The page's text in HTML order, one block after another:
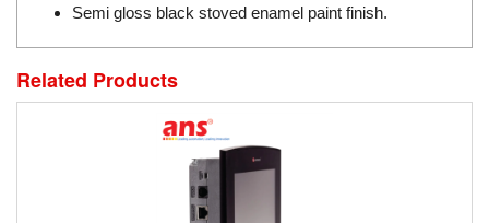
Dynisco
E+H
E2S
Semi gloss black stoved enamel paint finish.
Related Products